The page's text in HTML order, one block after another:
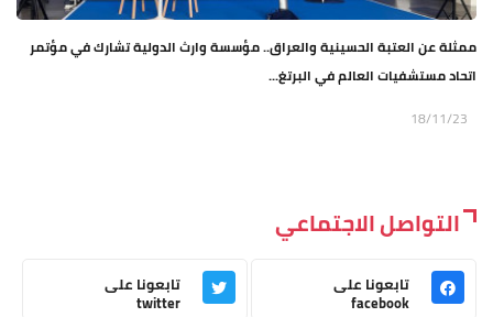
ممثلة عن العتبة الحسينية والعراق.. مؤسسة وارث الدولية تشارك في مؤتمر
اتحاد مستشفيات العالم في البرتغ...
18/11/23
التواصل الاجتماعي
تابعونا على
facebook
تابعونا على
twitter